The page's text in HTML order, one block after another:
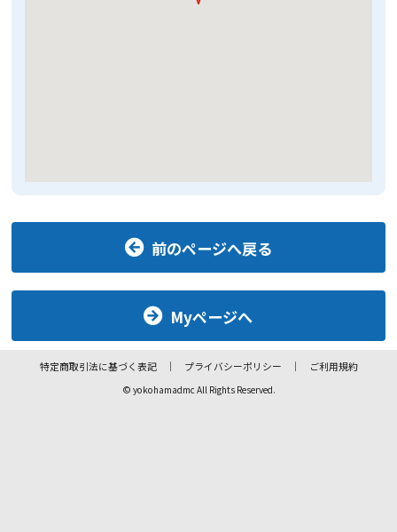
前のページへ戻る
Myページへ
特定商取引法に基づく表記 プライバシーポリシー ご利用規約
© yokohamadmc All Rights Reserved.